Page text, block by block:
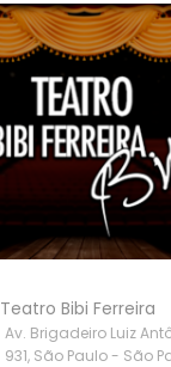
Teatro Bibi Ferreira
Av. Brigadeiro Luiz
931, São Paulo - São